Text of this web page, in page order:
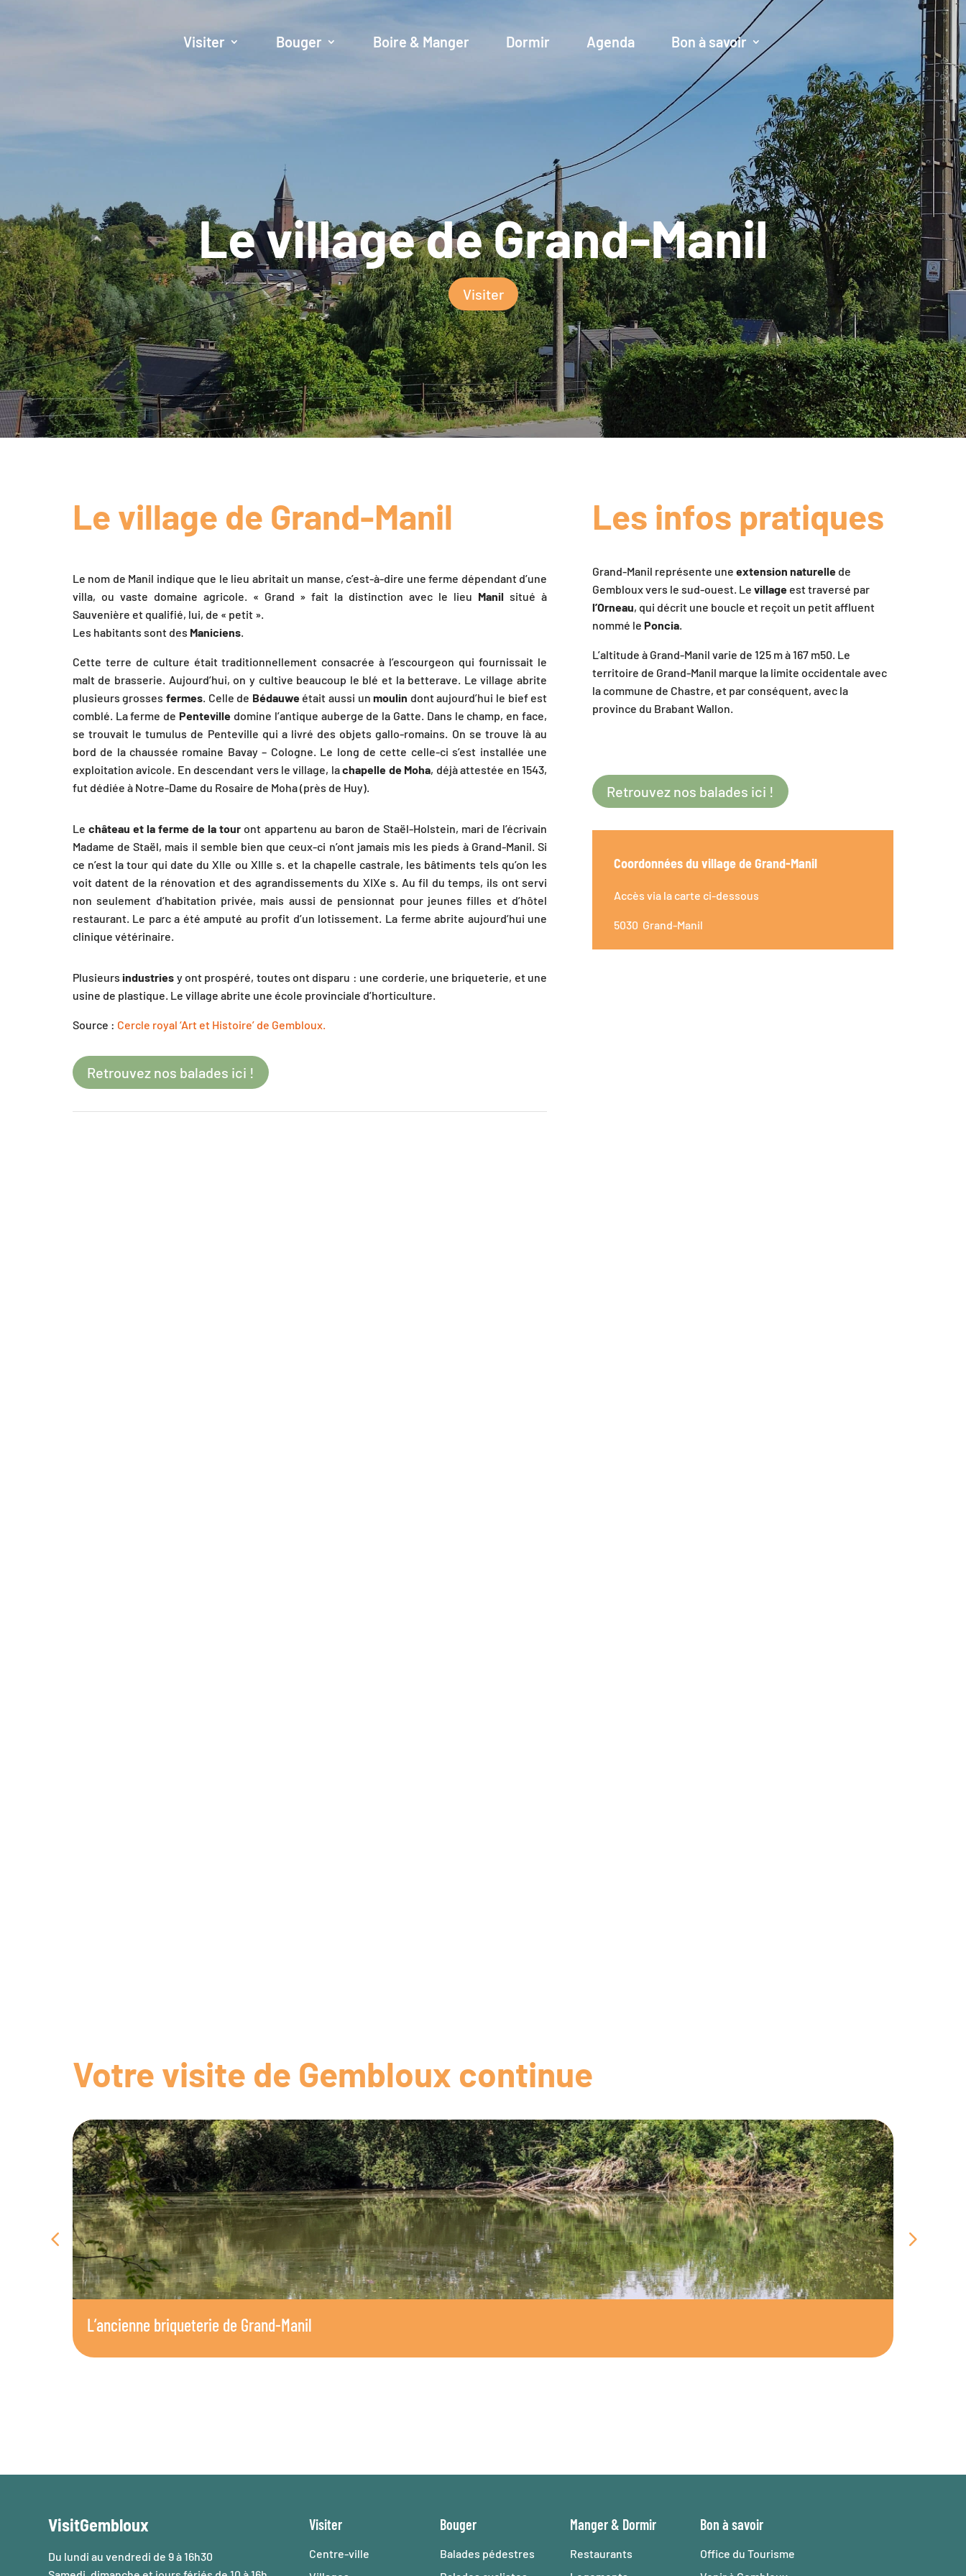
Visiter Bouger Boire & Manger Dormir Agenda Bon à savoir
Le village de Grand-Manil
Visiter
Le village de Grand-Manil
Le nom de Manil indique que le lieu abritait un manse, c’est-à-dire une ferme dépendant d’une
villa, ou vaste domaine agricole. « Grand » fait la distinction avec le lieu Manil situé à
Sauvenière et qualifié, lui, de « petit ».
Les habitants sont des Maniciens.
Cette terre de culture était traditionnellement consacrée à l’escourgeon qui fournissait le
malt de brasserie. Aujourd’hui, on y cultive beaucoup le blé et la betterave. Le village abrite
plusieurs grosses fermes. Celle de Bédauweétait aussi unmoulin dont aujourd’hui le bief est
comblé. La ferme dePenteville domine l’antique auberge de la Gatte. Dans le champ, en face,
se trouvait le tumulus de Penteville qui a livré des objets gallo-romains. On se trouve là au
bord de la chaussée romaine Bavay – Cologne. Le long de cette celle-ci s’est installée une
exploitation avicole. En descendant vers le village, lachapelle de Moha, déjà attestée en 1543,
fut dédiée à Notre-Dame du Rosaire de Moha (près de Huy).
Le château et la ferme de la tour ont appartenu au baron de Staël-Holstein, mari de l’écrivain
Madame de Staël, mais il semble bien que ceux-ci n’ont jamais mis les pieds à Grand-Manil. Si
ce n’est la tour qui date du XIIe ou XIIIe s. et la chapelle castrale, les bâtiments tels qu’on les
voit datent de la rénovation et des agrandissements du XIXe s. Au fil du temps, ils ont servi
non seulement d’habitation privée, mais aussi de pensionnat pour jeunes filles et d’hôtel
restaurant. Le parc a été amputé au profit d’un lotissement. La ferme abrite aujourd’hui une
clinique vétérinaire.
Plusieursindustries y ont prospéré, toutes ont disparu : une corderie, une briqueterie, et une
usine de plastique. Le village abrite une école provinciale d’horticulture.
Source : Cercle royal ‘Art et Histoire’ de Gembloux.
Retrouvez nos balades ici !
Les infos pratiques
Grand-Manil représente une extension naturellede
Gembloux vers le sud-ouest. Le villageest traversé par
l’Orneau, qui décrit une boucle et reçoit un petit affluent
nommé le Poncia.
L’altitude à Grand-Manil varie de 125 m à 167 m50. Le
territoire de Grand-Manil marque la limite occidentale avec
la commune de Chastre, et par conséquent, avec la
province du Brabant Wallon.
Retrouvez nos balades ici !
Coordonnées du village de Grand-Manil
Accès via la carte ci-dessous
5030 Grand-Manil
Votre visite de Gembloux continue
L’ancienne briqueterie de Grand-Manil
VisitGembloux
Du lundi au vendredi de 9 à 16h30
Visiter
Centre-ville
Bouger
Balades pédestres
Manger& Dormir
Restaurants
Bon à savoir
Office du Tourisme